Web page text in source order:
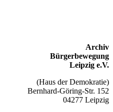
Archiv
Bürgerbewegung
Leipzig e.V.
(Haus der Demokratie)
Bernhard-Göring-Str. 152
04277 Leipzig